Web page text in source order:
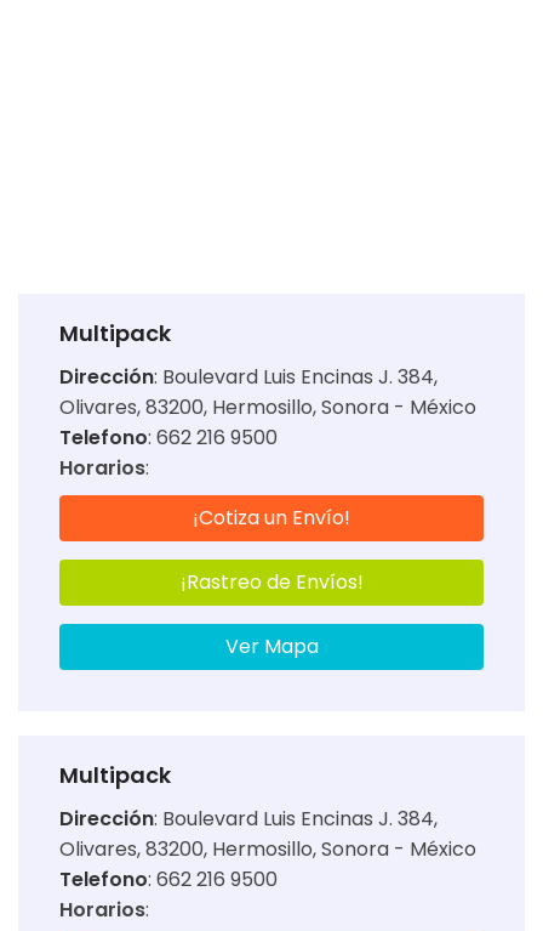
Multipack
Dirección: Boulevard Luis Encinas J. 384,
Olivares, 83200, Hermosillo, Sonora - México
Telefono: 662 216 9500
Horarios:
¡Cotiza un Envío!
¡Rastreo de Envíos!
Ver Mapa
Multipack
Dirección: Boulevard Luis Encinas J. 384,
Olivares, 83200, Hermosillo, Sonora - México
Telefono: 662 216 9500
Horarios: